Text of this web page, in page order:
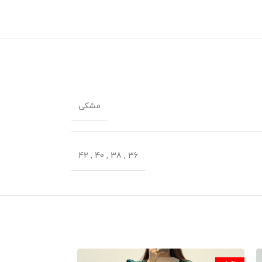
مشکی
36
,
38
,
40
,
42